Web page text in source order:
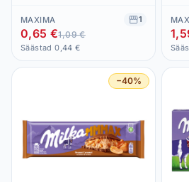
MAXIMA 1
0,65 €1,09 €
Säästad 0,44 €
−40%